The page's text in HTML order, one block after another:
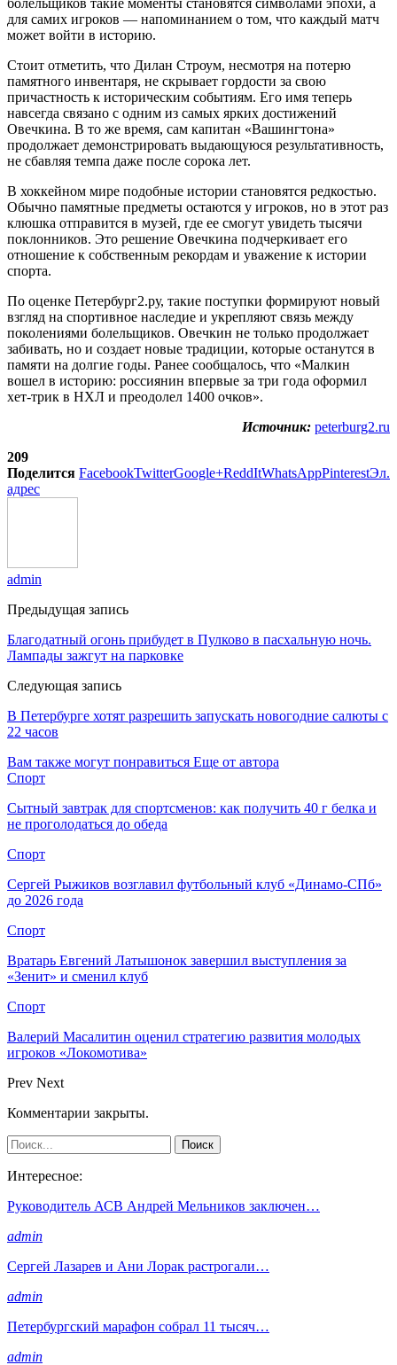
для самих игроков — напоминанием о том, что каждый матч
может войти в историю.
Стоит отметить, что Дилан Строум, несмотря на потерю
памятного инвентаря, не скрывает гордости за свою
причастность к историческим событиям. Его имя теперь
навсегда связано с одним из самых ярких достижений
Овечкина. В то же время, сам капитан «Вашингтона»
продолжает демонстрировать выдающуюся результативность,
не сбавляя темпа даже после сорока лет.
В хоккейном мире подобные истории становятся редкостью.
Обычно памятные предметы остаются у игроков, но в этот раз
клюшка отправится в музей, где ее смогут увидеть тысячи
поклонников. Это решение Овечкина подчеркивает его
отношение к собственным рекордам и уважение к истории
спорта.
По оценке Петербург2.ру, такие поступки формируют новый
взгляд на спортивное наследие и укрепляют связь между
поколениями болельщиков. Овечкин не только продолжает
забивать, но и создает новые традиции, которые останутся в
памяти на долгие годы. Ранее сообщалось, что «Малкин
вошел в историю: россиянин впервые за три года оформил
хет-трик в НХЛ и преодолел 1400 очков».
Источник: peterburg2.ru
209
Поделится FacebookTwitterGoogle+ReddItWhatsAppPinterestЭл.
адрес
admin
Предыдущая запись
Благодатный огонь прибудет в Пулково в пасхальную ночь.
Лампады зажгут на парковке
Следующая запись
В Петербурге хотят разрешить запускать новогодние салюты с
22 часов
Вам также могут понравиться Еще от автора
Спорт
Сытный завтрак для спортсменов: как получить 40 г белка и
не проголодаться до обеда
Спорт
Сергей Рыжиков возглавил футбольный клуб «Динамо-СПб»
до 2026 года
Спорт
Вратарь Евгений Латышонок завершил выступления за
«Зенит» и сменил клуб
Спорт
Валерий Масалитин оценил стратегию развития молодых
игроков «Локомотива»
Prev Next
Комментарии закрыты.
Интересное:
Руководитель АСВ Андрей Мельников заключен…
admin
Сергей Лазарев и Ани Лорак растрогали…
admin
Петербургский марафон собрал 11 тысяч…
admin